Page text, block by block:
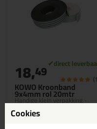
KOWO Kroonband
9x4mm rol 20mtr
Handige klein verpakking -
Uitstekend geschikt voor
beglazen zonder kit!
18,49
Cookies